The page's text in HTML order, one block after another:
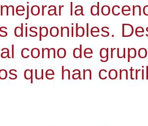
la
disponibles.
como de
que han